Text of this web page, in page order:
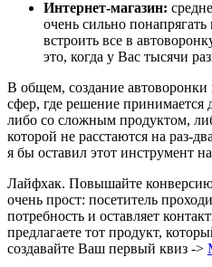
Интернет-магазин:
очень сильно
встроить все в
это, когда у Вас тысячи
В общем, создание
сфер, где решение принимается
либо со сложным продуктом,
которой не расстаются на раз-
я бы оставил этот инструмент
Лайфхак. Повышайте
очень прост: посетитель
потребность и оставляет
предлагаете тот продукт,
создавайте Ваш первый квиз ->